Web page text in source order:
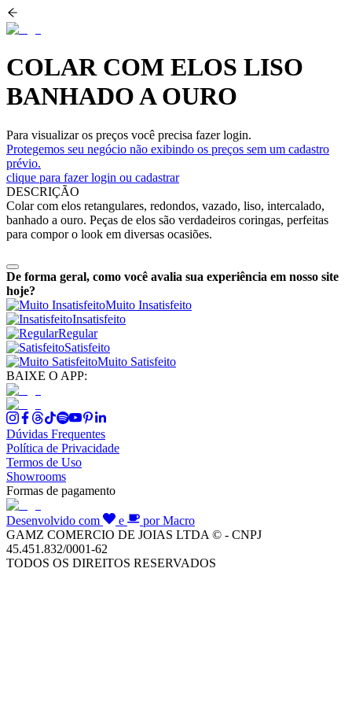
COLAR COM ELOS LISO
BANHADO A OURO
Para visualizar os preços você precisa fazer login.
Protegemos seu negócio não exibindo os preços sem um cadastro
prévio.
clique para fazer login ou cadastrar
DESCRIÇÃO
Colar com elos retangulares, redondos, vazado, liso, intercalado,
banhado a ouro. Peças de elos são verdadeiros coringas, perfeitas
para compor o look em diversas ocasiões.
De forma geral, como você avalia sua experiência em nosso site
hoje?
Muito Insatisfeito
Insatisfeito
Regular
Satisfeito
Muito Satisfeito
BAIXE O APP:
Dúvidas Frequentes
Política de Privacidade
Termos de Uso
Showrooms
Formas de pagamento
Desenvolvido com e
por Macro
GAMZ COMERCIO DE JOIAS LTDA © - CNPJ
45.451.832/0001-62
TODOS OS DIREITOS RESERVADOS